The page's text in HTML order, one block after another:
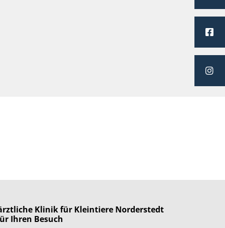
Klinik für Kleintiere Norderstedt
Ihren Besuch